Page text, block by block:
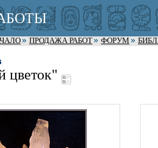
ПРОДАЖА РАБОТ ФОРУМ
цветок"